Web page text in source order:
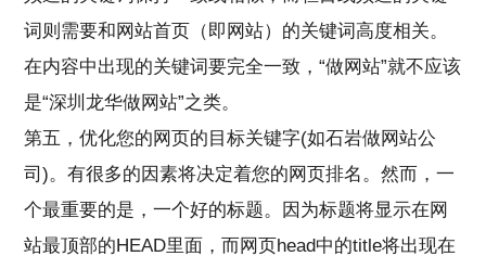
词则需要和网站首页（即网站）的关键词高度相关。
在内容中出现的关键词要完全一致，“做网站”就不应该
是“深圳龙华做网站”之类。
第五，优化您的网页的目标关键字(如石岩做网站公
司)。有很多的因素将决定着您的网页排名。然而，一
个最重要的是，一个好的标题。因为标题将显示在网
站最顶部的HEAD里面，而网页head中的title将出现在